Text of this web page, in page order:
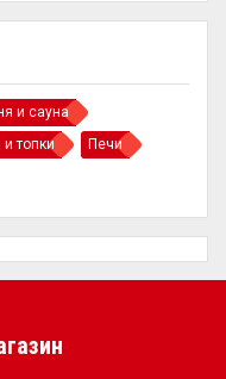
и сауна
топки
Печи